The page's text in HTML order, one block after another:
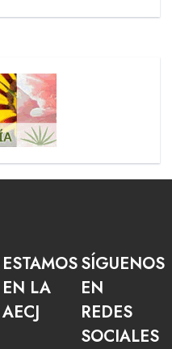
ESTAMOS
EN LA
AECJ
SÍGUENOS
EN
REDES
SOCIALES